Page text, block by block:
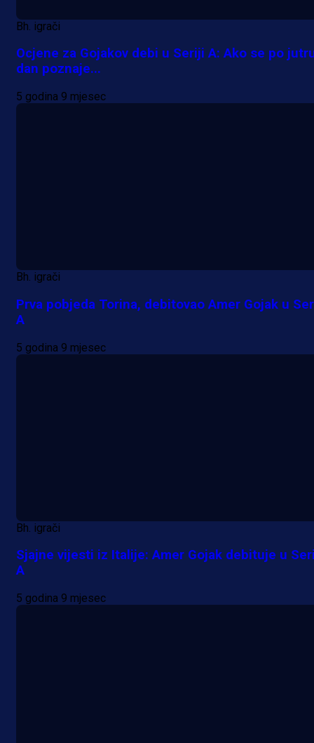
Bh. igrači
Ocjene za Gojakov debi u Seriji A: Ako se po
dan poznaje...
5 godina 9 mjesec
Bh. igrači
Prva pobjeda Torina, debitovao Amer Gojak u
A
5 godina 9 mjesec
Bh. igrači
Sjajne vijesti iz Italije: Amer Gojak debituje u
A
5 godina 9 mjesec